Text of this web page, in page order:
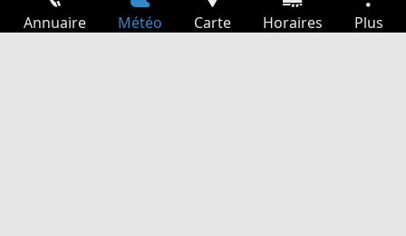
Annuaire Météo Carte Horaires Plus